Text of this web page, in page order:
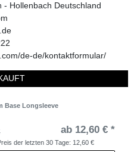
- Hollenbach Deutschland
de-de/kontaktformular/
Base Longsleeve
ab 12,60 € *
der letzten 30 Tage: 12,60 €